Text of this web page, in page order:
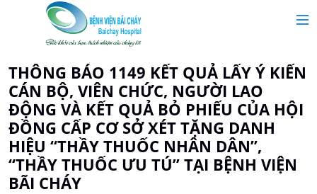
Giới thiệu
Chuyên khoa
Tin tức
THÔNG BÁO 1149 KẾT QUẢ LẤY Ý KIẾN
CÁN BỘ, VIÊN CHỨC, NGƯỜI LAO
ĐỘNG VÀ KẾT QUẢ BỎ PHIẾU CỦA HỘI
ĐỒNG CẤP CƠ SỞ XÉT TẶNG DANH
HIỆU “THẦY THUỐC NHÂN DÂN”,
“THẦY THUỐC ƯU TÚ” TẠI BỆNH VIỆN
BÃI CHÁY